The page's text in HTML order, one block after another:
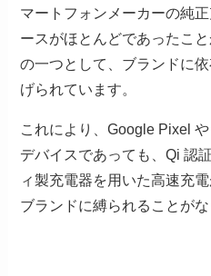
マートフォンメーカーの純
ースがほとんどであったこ
の一つとして、ブランドに
げられています。
これにより、Google Pixel
デバイスであっても、Qi 認
ィ製充電器を用いた高速充
ブランドに縛られることがな